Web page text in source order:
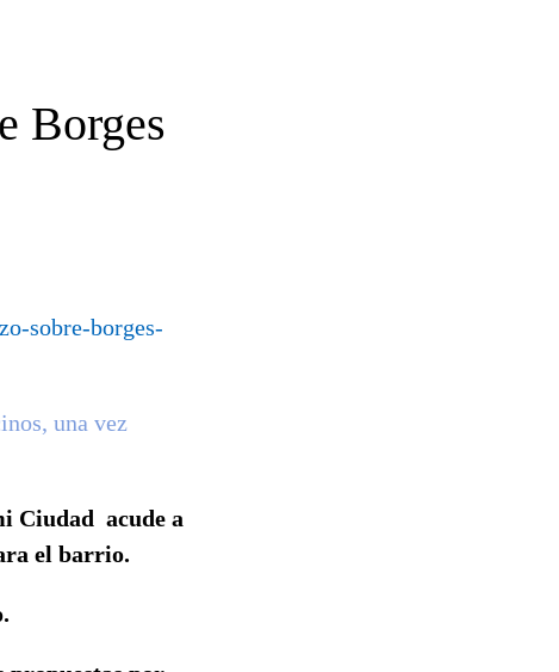
Borges
sobre-borges-
una vez
Ciudad acude a
el barrio.